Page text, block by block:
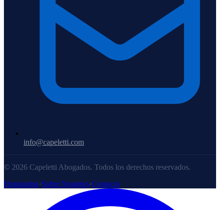
info@capeletti.com
© 2026 Capeletti Abogados. Todos los derechos reservados.
Honorarios·Sobre Nosotros·Contacto